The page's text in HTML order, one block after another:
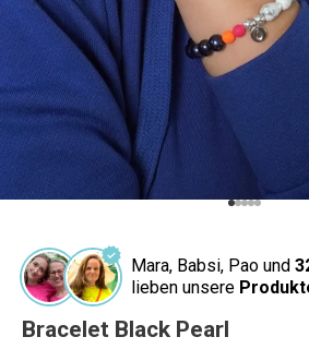
Gehe zu
Gehe zu
Gehe zu
Gehe zu
Gehe
Mara, Babsi, Pao und
lieben unsere
Bracelet Black Pearl